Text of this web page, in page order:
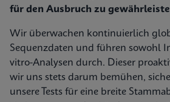
für den Ausbruch zu
Wir überwachen kontinuierlich
Sequenzdaten und führen sowohl
vitro-Analysen durch. Dieser
wir uns stets darum bemühen,
unsere Tests für eine breite